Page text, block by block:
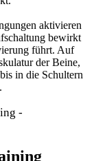
aktivieren
bewirkt
führt. Auf
der Beine,
in die Schultern